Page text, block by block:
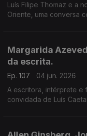
Luís Filipe Thomaz e a
Oriente, uma conversa
Margarida
da escrita.
Ep. 107
04 jun. 2026
A escritora, intérprete e
convidada de Luís